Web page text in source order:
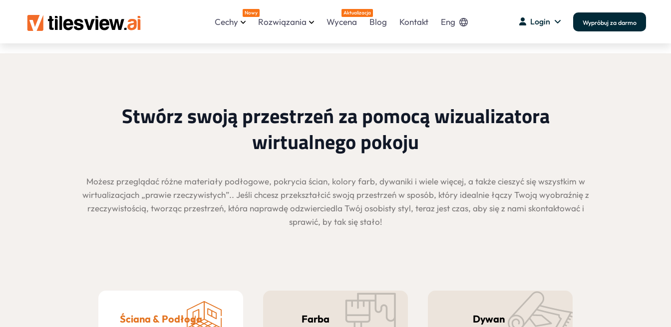
Cechy
Nowy
Rozwiązania Wycena
Aktualizacja
Blog Kontakt Eng Login Wypróbuj za darmo
Stwórz swoją przestrzeń za pomocą wizualizatora
wirtualnego pokoju
Możesz przeglądać różne materiały podłogowe, pokrycia ścian, kolory farb, dywaniki i wiele więcej, a także cieszyć się wszystkim w
wirtualizacjach „prawie rzeczywistych”.. Jeśli chcesz przekształcić swoją przestrzeń w sposób, który idealnie łączy Twoją wyobraźnię z
rzeczywistością, tworząc przestrzeń, która naprawdę odzwierciedla Twój osobisty styl, teraz jest czas, aby się z nami skontaktować i
sprawić, by tak się stało!
Ściana & Podłoga Farba Dywan